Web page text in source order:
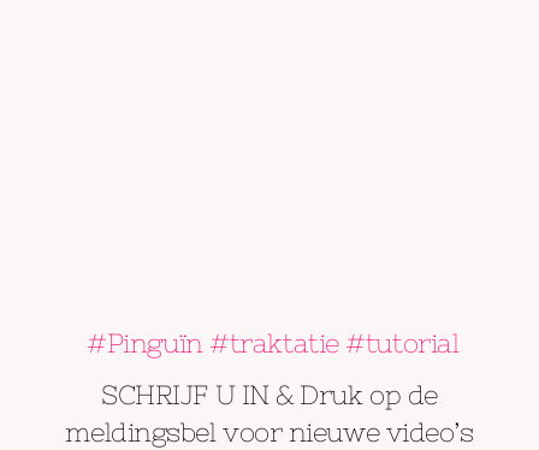
#Pinguïn #traktatie #tutorial
SCHRIJF U IN & Druk op de
meldingsbel voor nieuwe video’s